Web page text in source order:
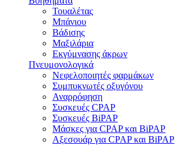
Τουαλέτας
Μπάνιου
Βάδισης
Μαξιλάρια
Εκγύμνασης άκρων
Πνευμονολογικά
Νεφελοποιητές φαρμάκων
Συμπυκνωτές οξυγόνου
Αναρρόφηση
Συσκευές CPAP
Συσκευές BiPAP
Μάσκες για CPAP και BiPAP
Αξεσουάρ για CPAP και BiPAP